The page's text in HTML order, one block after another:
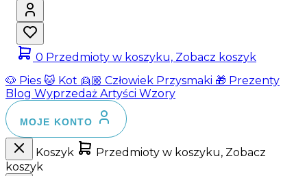
0 Przedmioty w koszyku, Zobacz koszyk
🐶 Pies 🐱 Kot 👱🏼 Człowiek Przysmaki 🎁 Prezenty
Blog Wyprzedaż Artyści Wzory
MOJE KONTO
Koszyk
Przedmioty w koszyku, Zobacz
koszyk